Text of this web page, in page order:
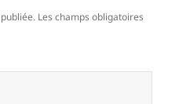
Les champs obligatoires